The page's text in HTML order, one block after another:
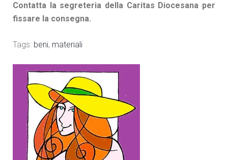
Contatta la segreteria della Caritas Diocesana per
fissare la consegna.
Tags: beni, materiali